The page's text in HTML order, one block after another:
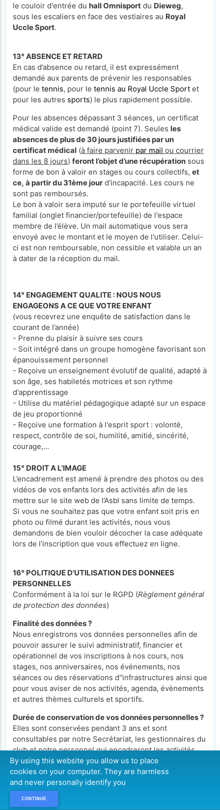
le couloir d'entrée du hall Omnisport du Dieweg,
sous les escaliers en face des vestiaires au Royal
Uccle Sport.
13° ABSENCE ET RETARD
En cas d’absence ou retard, il est expressément
demandé aux parents de prévenir les responsables
(pour le tennis, pour le tennis au Royal Uccle Sport et
pour les autres sports) le plus rapidement possible.
Pour les absences dépassant 3 séances, un certificat
médical valide est demandé (point 7). Seules les
absences de plus de 30 jours justifiées par un
certificat médical (à faire parvenir par mail ou courrier
dans les 8 jours) feront l’objet d’une récupération sous
forme de bon à valoir en stages ou cours collectifs, et
ce, à partir du 31ème jour d'incapacité. Les cours ne
sont pas remboursés.
Le bon à valoir sera imputé sur le portefeuille virtuel
familial (onglet financier/portefeuille) de l'espace
membre de l’élève. Un mail automatique vous sera
envoyé avec le montant et le moyen de l'utiliser. Celui-
ci est non remboursable, non cessible et valable un an
à dater de la réception du mail.
14° ENGAGEMENT QUALITE : NOUS NOUS
ENGAGEONS A CE QUE VOTRE ENFANT
(vous recevrez une enquête de satisfaction dans le
courant de l’année)
- Prenne du plaisir à suivre ses cours
- Soit intégré dans un groupe homogène favorisant son
épanouissement personnel
- Reçoive un enseignement évolutif de qualité, adapté à
son âge, ses habiletés motrices et son rythme
d'apprentissage
- Utilise du matériel pédagogique adapté sur un espace
de jeu proportionné
- Reçoive une formation à l'esprit sport : volonté,
respect, contrôle de soi, humilité, amitié, sincérité,
courage,...
15° DROIT A L'IMAGE
L’encadrement est amené à prendre des photos ou des
vidéos de vos enfants lors des activités afin de les
mettre sur le site web de l’Asbl sans limite de temps.
Si vous ne souhaitez pas que votre enfant soit pris en
photo ou filmé durant les activités, nous vous
demandons de bien vouloir décocher la case adéquate
lors de l’inscription que vous effectuez en ligne.
16° POLITIQUE D'UTILISATION DES DONNEES
PERSONNELLES
Conformément à la loi sur le RGPD (Règlement général
de protection des données)
Finalité des données ?
Nous enregistrons vos données personnelles afin de
pouvoir assurer le suivi administratif, financier et
opérationnel de vos inscriptions à nos cours, nos
stages, nos anniversaires, nos événements, nos
séances ou des réservations d''infrastructures ainsi que
pour vous aviser de nos activités, agenda, évènements
et autres thèmes culturels et sportifs.
Durée de conservation de vos données personnelles ?
Elles sont conservées pendant 3 ans et sont
consultables par notre Secrétariat, les gestionnaires du
club et notre personnel qui encadreront les activités
auxquelles vous vous serez inscrits.
Droit d'accès vos données personnelles ?
Conformément à la loi RGDP, vous pouvez exercer
votre droit d'accès aux données vous concernant et les
By using this website you allow us to place
cookies on your computer. They are harmless
and never personally identify you
CONTINUE